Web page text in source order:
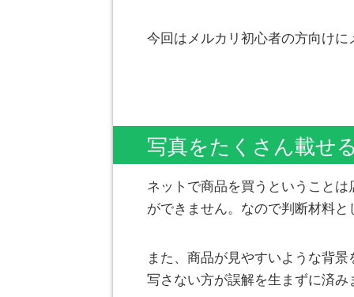
今回はメルカリ初心者の方向け
写真をたくさん載せ
ネットで商品を買うということ
ができません。なので判断材料と
また、商品が見やすいような背
写さない方が誤解を生まずに済み